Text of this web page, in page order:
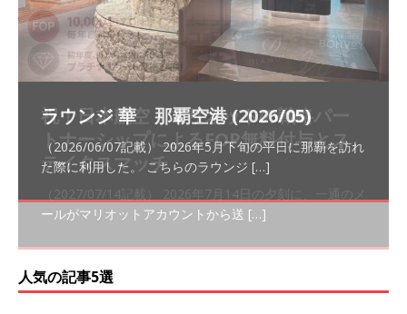
祝！日本航空・マリオットの戦略パー
トナーシップによるFOP無料付与とス
テイタスマッチ
（2027/07/14記載） 2026年7月14日の夕刻に、一通のメ
ールがマリオットアカウントから送 […]
ラウンジ 華 那覇空港 (2026/05)
（2026/06/07記載） 2026年5月下旬の平日に那覇を訪れ
た際に利用した。 こちらのラウンジ […]
The Coral Executive Lounge スワ
ンナプーム国際空港国内線ラウンジ
(2026/01)
（2026/03/31記載） 2026年1月上旬にバンコク経由でチ
ェンマイに行く際に利用した。 バン[…]
日本航空 羽田空港国際線ファースト
クラスラウンジ (2026/01)
（2026/03/18記載） 2026年1月、毎年恒例の新年の羽田
～バンコクの移動の際に再びこちらの
バンコクエアウェイズ スワンナプー
ム国際空港国内線ラウンジ (2026/01)
（2026/03/13記載） 2026年1月上旬にバンコク経由でチ
ェンマイに向かう際に利用した。 今
人気の記事5選